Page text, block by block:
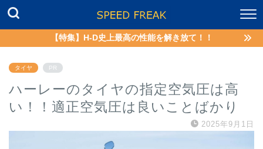
【特集】H-D史上最高の性能を解き放て！！
タイヤ PR
ハーレーのタイヤの指定空気圧は高
い！！適正空気圧は良いことばかり
2025年9月1日